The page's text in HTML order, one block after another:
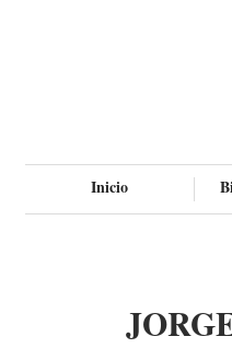
Inicio